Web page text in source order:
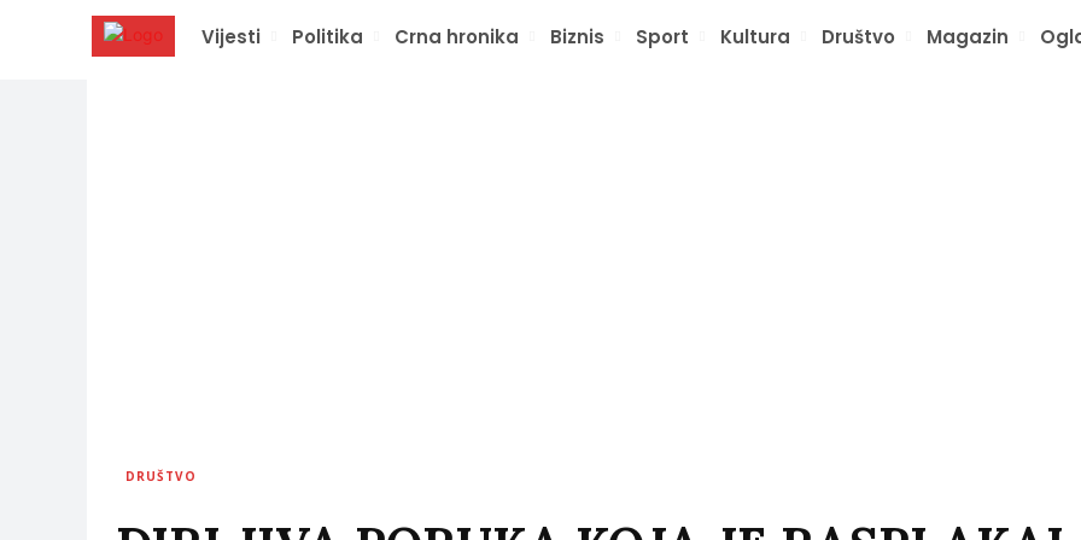
Vijesti Politika Crna hronika Biznis Sport Kultura Društvo Magazin
DRUŠTVO